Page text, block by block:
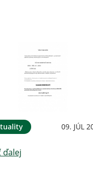
09. JÚL
ďalej